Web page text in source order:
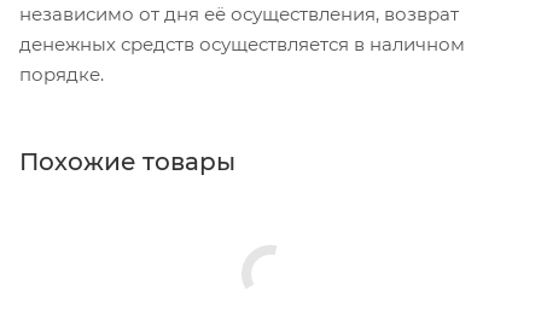
независимо от дня её осуществления, возврат
денежных средств осуществляется в наличном
порядке.
Похожие товары